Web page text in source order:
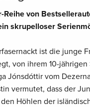
Reihe von
skrupelloser
ist die junge
von ihrem 10-
Jónsdóttir vom
vermutet, dass der
Höhlen der